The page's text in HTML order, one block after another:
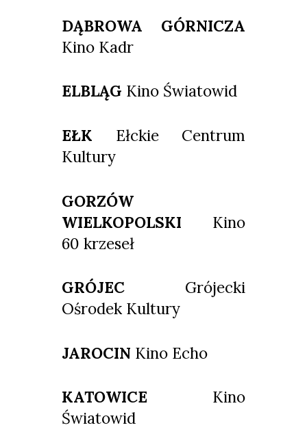
DĄBROWA GÓRNICZA
Kino Kadr
ELBLĄG Kino Światowid
EŁK Ełckie Centrum
Kultury
GORZÓW
WIELKOPOLSKI Kino
60 krzeseł
GRÓJECGrójecki
Ośrodek Kultury
JAROCIN Kino Echo
KATOWICE Kino
Światowid